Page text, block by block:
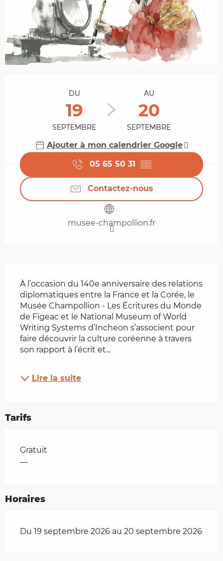
DU
19
SEPTEMBRE
AU
20
SEPTEMBRE
Ajouter à mon calendrier Google
05 65 50 31 ▒▒
Contactez-nous
musee-champollion.fr
À l’occasion du 140e anniversaire des relations
diplomatiques entre la France et la Corée, le
Musée Champollion - Les Écritures du Monde
de Figeac et le National Museum of World
Writing Systems d’Incheon s’associent pour
faire découvrir la culture coréenne à travers
son rapport à l’écrit et...
Lire la suite
Tarifs
Tarifs 2026
Gratuit
—
Horaires
Du 19 septembre 2026 au 20 septembre 2026